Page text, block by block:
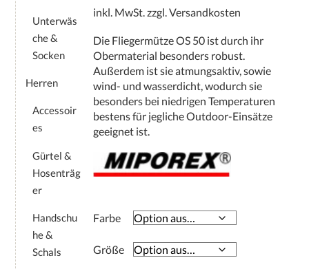
inkl. MwSt.zzgl.Versandkosten
Die Fliegermütze OS 50 ist durch ihr
Obermaterial besonders robust.
Außerdem ist sie atmungsaktiv, sowie
wind- und wasserdicht, wodurch sie
besonders bei niedrigen Temperaturen
bestens für jegliche Outdoor-Einsätze
geeignet ist.
Farbe
Größe
Unterwäs
che &
Socken
Herren
Accessoir
es
Gürtel &
Hosenträg
er
Handschu
he &
Schals